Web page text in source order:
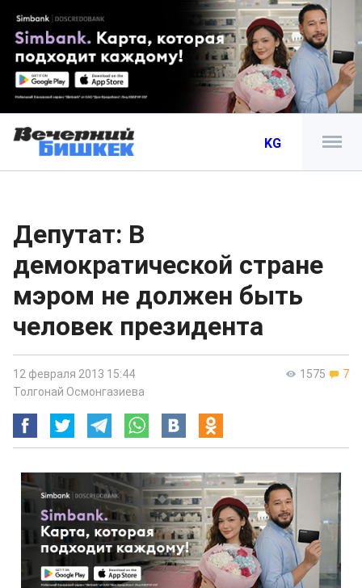
KG
Депутат: В
демократической стране
мэром не должен быть
человек президента
1575 7
12 февраля 2013 15:44
Толгонай Осмонгазиева